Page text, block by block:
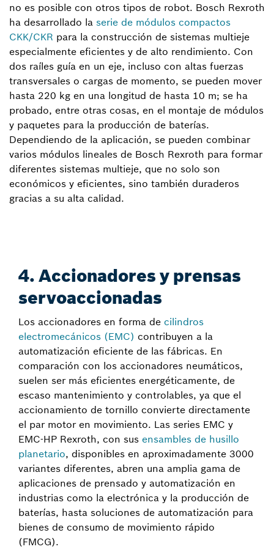
no es posible con otros tipos de robot. Bosch Rexroth
ha desarrollado la serie de módulos compactos
CKK/CKR para la construcción de sistemas multieje
especialmente eficientes y de alto rendimiento. Con
dos raíles guía en un eje, incluso con altas fuerzas
transversales o cargas de momento, se pueden mover
hasta 220 kg en una longitud de hasta 10 m; se ha
probado, entre otras cosas, en el montaje de módulos
y paquetes para la producción de baterías.
Dependiendo de la aplicación, se pueden combinar
varios módulos lineales de Bosch Rexroth para formar
diferentes sistemas multieje, que no solo son
económicos y eficientes, sino también duraderos
gracias a su alta calidad.
4. Accionadores y prensas
servoaccionadas
Los accionadores en forma de cilindros
electromecánicos (EMC) contribuyen a la
automatización eficiente de las fábricas. En
comparación con los accionadores neumáticos,
suelen ser más eficientes energéticamente, de
escaso mantenimiento y controlables, ya que el
accionamiento de tornillo convierte directamente
el par motor en movimiento. Las series EMC y
EMC-HP Rexroth, con sus ensambles de husillo
planetario, disponibles en aproximadamente 3000
variantes diferentes, abren una amplia gama de
aplicaciones de prensado y automatización en
industrias como la electrónica y la producción de
baterías, hasta soluciones de automatización para
bienes de consumo de movimiento rápido
(FMCG).